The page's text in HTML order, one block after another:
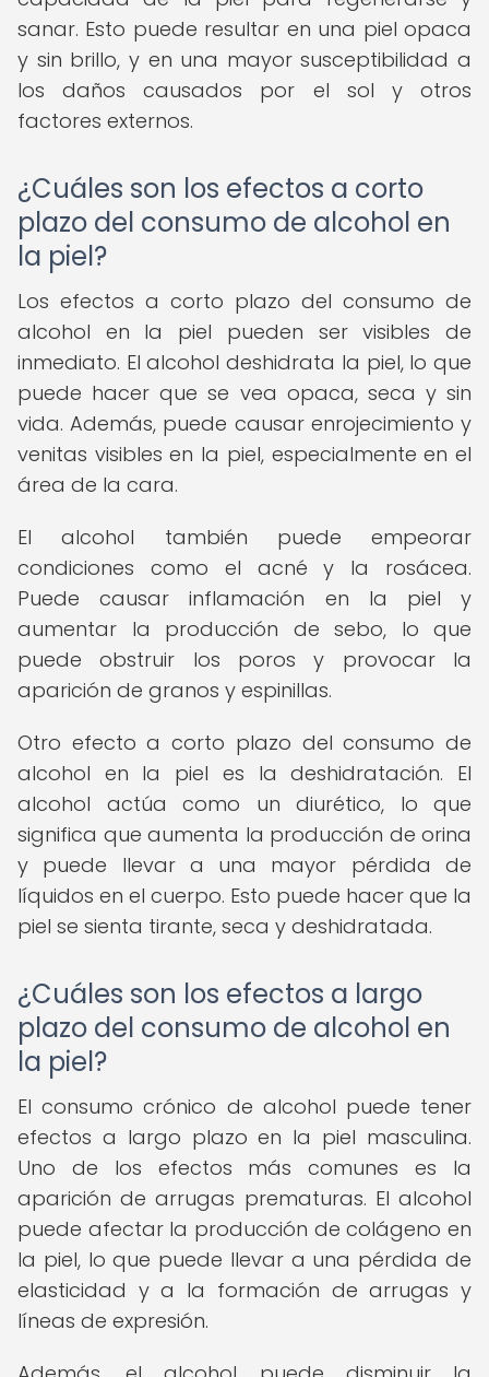
sanar. Esto puede resultar en una piel opaca
y sin brillo, y en una mayor susceptibilidad a
los daños causados por el sol y otros
factores externos.
¿Cuáles son los efectos a corto
plazo del consumo de alcohol en
la piel?
Los efectos a corto plazo del consumo de
alcohol en la piel pueden ser visibles de
inmediato. El alcohol deshidrata la piel, lo que
puede hacer que se vea opaca, seca y sin
vida. Además, puede causar enrojecimiento y
venitas visibles en la piel, especialmente en el
área de la cara.
El alcohol también puede empeorar
condiciones como el acné y la rosácea.
Puede causar inflamación en la piel y
aumentar la producción de sebo, lo que
puede obstruir los poros y provocar la
aparición de granos y espinillas.
Otro efecto a corto plazo del consumo de
alcohol en la piel es la deshidratación. El
alcohol actúa como un diurético, lo que
significa que aumenta la producción de orina
y puede llevar a una mayor pérdida de
líquidos en el cuerpo. Esto puede hacer que la
piel se sienta tirante, seca y deshidratada.
¿Cuáles son los efectos a largo
plazo del consumo de alcohol en
la piel?
El consumo crónico de alcohol puede tener
efectos a largo plazo en la piel masculina.
Uno de los efectos más comunes es la
aparición de arrugas prematuras. El alcohol
puede afectar la producción de colágeno en
la piel, lo que puede llevar a una pérdida de
elasticidad y a la formación de arrugas y
líneas de expresión.